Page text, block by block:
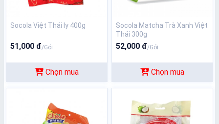
Socola Việt Thái ly 400g
51,000 đ/Gói
Chọn mua
Socola Matcha Trà Xanh Việt
Thái 300g
52,000 đ/Gói
Chọn mua